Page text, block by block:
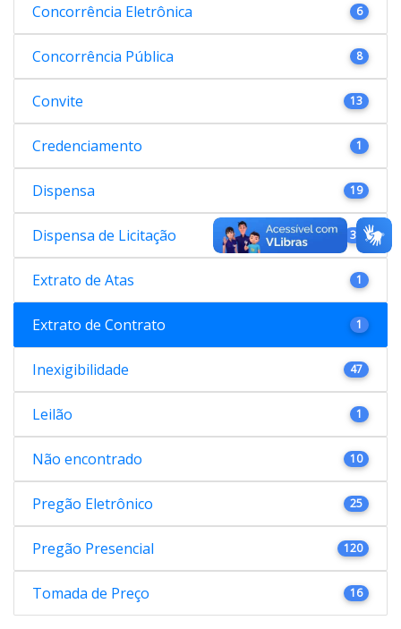
Concorrência Eletrônica 6
Concorrência Pública 8
Convite 13
Credenciamento 1
Dispensa 19
Dispensa de Licitação 38
Extrato de Atas 1
Extrato de Contrato 1
Inexigibilidade 47
Leilão 1
Não encontrado 10
Pregão Eletrônico 25
Pregão Presencial 120
Tomada de Preço 16